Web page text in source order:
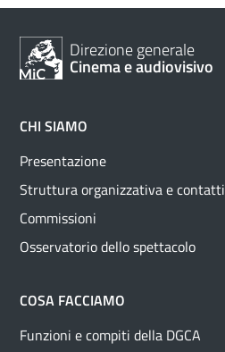
Direzione generale
Cinema e audiovisivo
CHI SIAMO
Presentazione
Struttura organizzativa e contatti
Commissioni
Osservatorio dello spettacolo
COSA FACCIAMO
Funzioni e compiti della DGCA